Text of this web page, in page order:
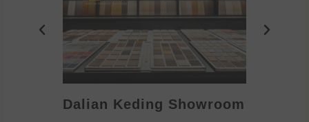
Dalian Keding Showroom